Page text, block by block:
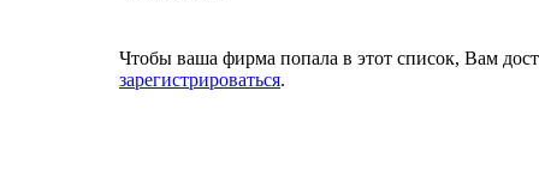
Чтобы ваша фирма попала в этот список, Вам
зарегистрироваться.